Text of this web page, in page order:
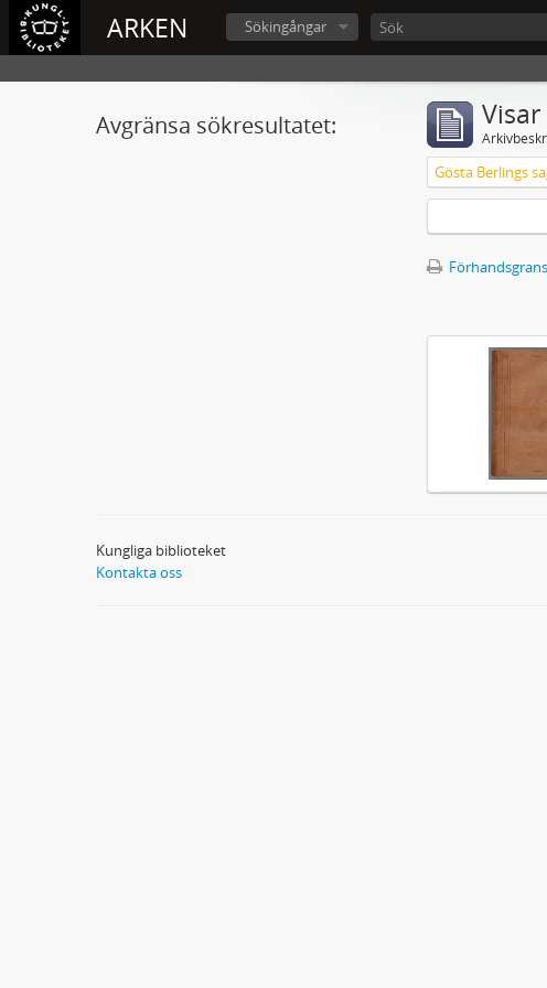
ARKEN Sökingångar
Avgränsa sökresultatet:
Gösta Berlings
Kungliga biblioteket
Kontakta oss